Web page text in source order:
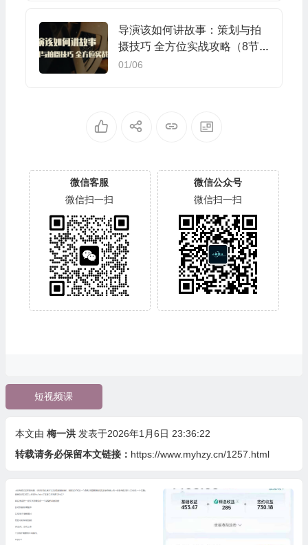
导演该如何讲故事：策划与拍
摄技巧 全方位实战攻略（8节
课 原价799）
01/06
微信客服
微信扫一扫
微信公众号
微信扫一扫
短视频课
本文由 梅一洪 发表于2026年1月6日 23:36:22
转载请务必保留本文链接： https://www.myhzy.cn/1257.html